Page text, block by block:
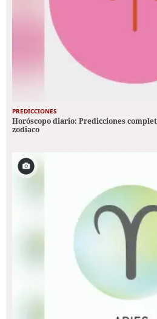
PREDICCIONES
Horóscopo diario: Predicciones
zodiaco